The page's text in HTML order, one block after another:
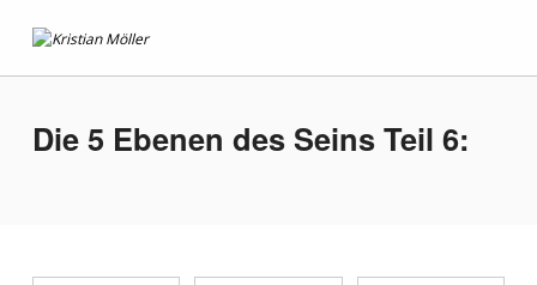
Kristian Möller
PRAXIS FÜR HOLISTISCHE THERAPIE
Die 5 Ebenen des Seins Teil 6: